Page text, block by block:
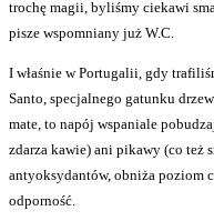
trochę magii, byliśmy ciekawi
pisze wspomniany już W.C.
I właśnie w Portugalii, gdy
Santo, specjalnego gatunku
mate, to napój wspaniale
zdarza kawie) ani pikawy (co też
antyoksydantów, obniża poziom
odporność.